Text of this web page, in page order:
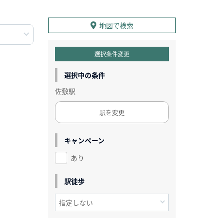
地図で検索
選択条件変更
選択中の条件
佐敷駅
駅を変更
キャンペーン
あり
駅徒歩